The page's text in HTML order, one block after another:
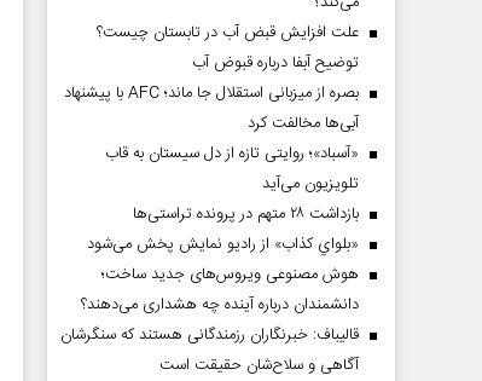
علت افزایش قبض آب در تابستان چیست؟
توضیح آبفا درباره قبوض آب
بصره از میزبانی استقلال جا ماند؛ AFC با پیشنهاد
آبی‌ها مخالفت کرد
«آسباد»؛ روایتی تازه از دل سیستان به قاب
تلویزیون می‌آید
بازداشت ۲۸ متهم در پرونده تراستی‌ها
«بلواي کذاب» از رادیو نمایش پخش می‌شود
هوش مصنوعی ویروس‌های جدید ساخت؛
دانشمندان درباره آینده چه هشداری می‌دهند؟
قالیباف: خبرنگاران رزمندگانی هستند که سنگرشان
آگاهی و سلاح‌شان حقیقت است